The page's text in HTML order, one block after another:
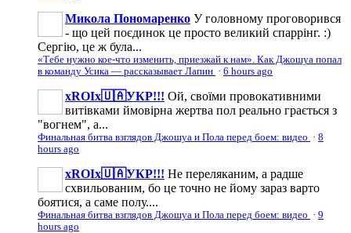
Микола Пономаренко У головному проговорився
- що цей поєдинок це просто великий спаррінг. :)
Сергію, це ж була...
«Тебе нужно кое-что изменить, приезжай к нам». Как Джошуа попал
в команду Усика — рассказывает Лапин · 6 hours ago
xROIx🇺🇦УКР!!! Ой, своїми провокативними
витівками ймовірна жертва пол реально грається з
"вогнем", а...
Финальная битва взглядов Джошуа и Пола перед боем: видео · 8
hours ago
xROIx🇺🇦УКР!!! Не переляканим, а радше
схвильованим, бо це точно не йому зараз варто
боятися, а саме полу....
Финальная битва взглядов Джошуа и Пола перед боем: видео · 9
hours ago